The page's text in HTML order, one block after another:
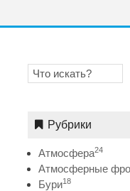
Рубрики
Атмосфера24
Атмосферные
Бури18